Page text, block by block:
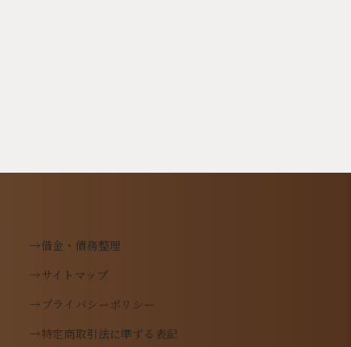
→借金・債務整理
→サイトマップ
→プライバシーポリシー
→特定商取引法に準ずる表記